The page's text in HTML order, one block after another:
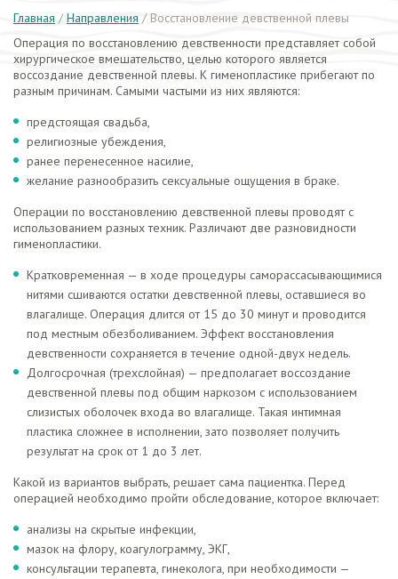
Главная / Направления /Восстановление девственной плевы
Операция по восстановлению девственности представляет собой
хирургическое вмешательство, целью которого является
воссоздание девственной плевы. К гименопластике прибегают по
разным причинам. Самыми частыми из них являются:
предстоящая свадьба,
религиозные убеждения,
ранее перенесенное насилие,
желание разнообразить сексуальные ощущения в браке.
Операции по восстановлению девственной плевы проводят с
использованием разных техник. Различают две разновидности
гименопластики.
Кратковременная — в ходе процедуры саморассасывающимися
нитями сшиваются остатки девственной плевы, оставшиеся во
влагалище. Операция длится от 15 до 30 минут и проводится
под местным обезболиванием. Эффект восстановления
девственности сохраняется в течение одной-двух недель.
Долгосрочная (трехслойная) — предполагает воссоздание
девственной плевы под общим наркозом с использованием
слизистых оболочек входа во влагалище. Такая интимная
пластика сложнее в исполнении, зато позволяет получить
результат на срок от 1 до 3 лет.
Какой из вариантов выбрать, решает сама пациентка. Перед
операцией необходимо пройти обследование, которое включает:
анализы на скрытые инфекции,
мазок на флору, коагулограмму, ЭКГ,
консультации терапевта, гинеколога, при необходимости —